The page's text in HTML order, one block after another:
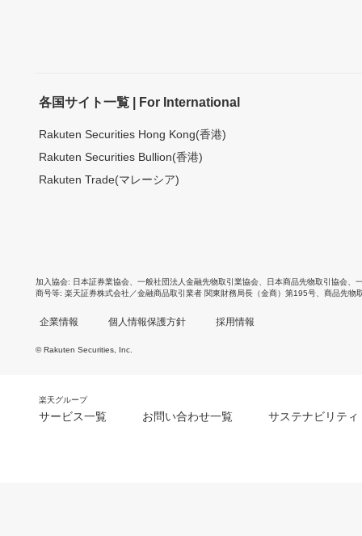
各国サイト一覧 | For International
Rakuten Securities Hong Kong(香港)
Rakuten Securities Bullion(香港)
Rakuten Trade(マレーシア)
加入協会 日本証券業協会 一般社団法人金融先物取引業協会 日本商品先物取引協会
商号等 楽天証券株式会社／金融商品取引業者 関東財務局長（金商）第195号、商品先物
企業情報 個人情報保護方針 採用情報
© Rakuten Securities, Inc.
楽天グループ
サービス一覧 お問い合わせ一覧 サステナビリティ